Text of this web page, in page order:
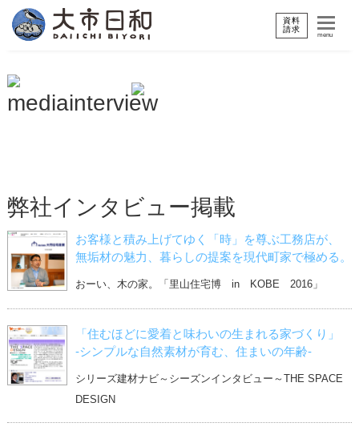
資料
請求
menu
弊社インタビュー掲載
お客様と積み上げてゆく「時」を尊ぶ工務店が、
無垢材の魅力、暮らしの提案を現代町家で極める。
おーい、木の家。「里山住宅博 in KOBE 2016」
「住むほどに愛着と味わいの生まれる家づくり」
-シンプルな自然素材が育む、住まいの年齢-
シリーズ建材ナビ～シーズンインタビュー～THE SPACE
DESIGN